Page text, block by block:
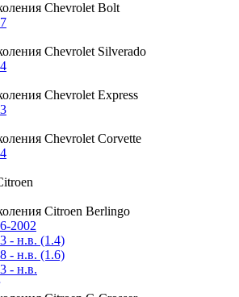
Chevrolet Bolt
Chevrolet Silverado
Chevrolet Express
Chevrolet Corvette
Citroen Berlingo
2002
- н.в. (1.4)
- н.в. (1.6)
- н.в.